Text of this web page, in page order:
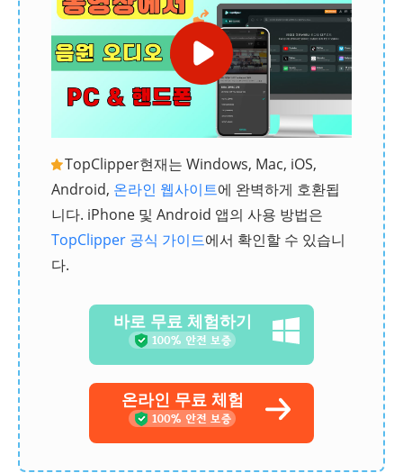
TopClipper현재는 Windows, Mac, iOS,
Android, 온라인 웹사이트에 완벽하게 호환됩
니다. iPhone 및 Android 앱의 사용 방법은
TopClipper 공식 가이드에서 확인할 수 있습니
다.
바로 무료 체험하기
온라인 무료 체험